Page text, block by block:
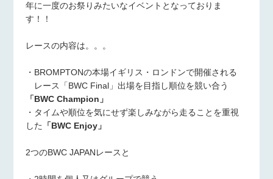
年に一度のお祭りみたいなイベントとなっておりま
す！！
レースの内容は。。。
・BROMPTONの本場イギリス・ロンドンで開催される
レース「BWC Final」出場を目指し順位を競い合う
「BWC Champion」
・タイムや順位を気にせず楽しみながら走ることを重視
した
「BWC Enjoy」
2つのBWC JAPANレースと